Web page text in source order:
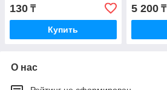
130 ₸
Купить
5 200₸
О нас